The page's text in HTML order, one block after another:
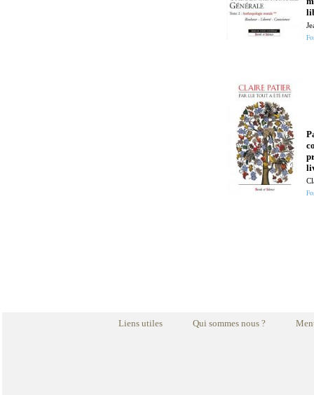
Liens utiles Qui sommes nous ?